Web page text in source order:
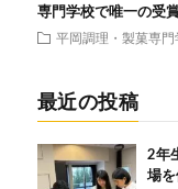
専門学校で唯一の受賞
平岡調理・製菓専門
最近の投稿
2年
場を